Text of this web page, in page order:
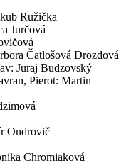
Ružička
Jurčová
Čatlošová Drozdová
Juraj Budzovský
Pierot: Martin
Ondrovič
Chromiaková